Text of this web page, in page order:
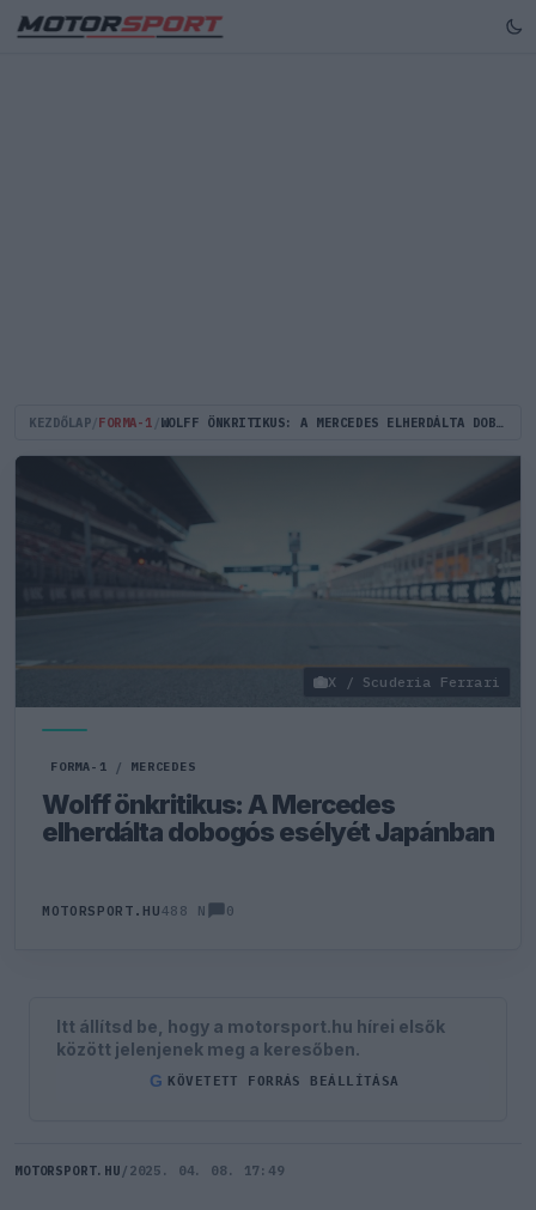
KEZDŐLAP FORMA-1 WOLFF ÖNKRITIKUS: A MERCEDES ELHERDÁLTA DOBOGÓS ESÉLYÉT JAPÁNBAN
X / Scuderia Ferrari
FORMA-1 / MERCEDES
Wolff önkritikus: A Mercedes
elherdálta dobogós esélyét Japánban
MOTORSPORT.HU488 N 0
Itt állítsd be, hogy a motorsport.hu hírei elsők
között jelenjenek meg a keresőben.
G KÖVETETT FORRÁS BEÁLLÍTÁSA
MOTORSPORT.HU / 2025. 04. 08. 17:49